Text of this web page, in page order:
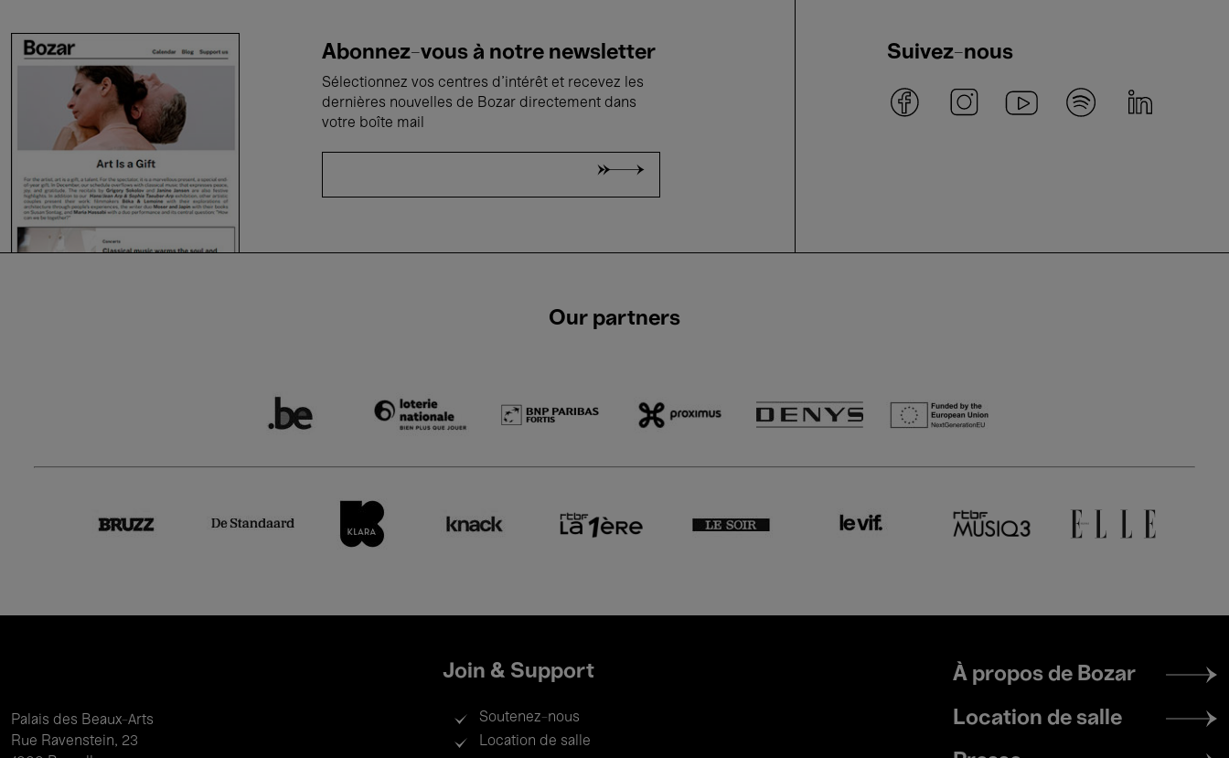
Abonnez-vous à notre newsletter
Sélectionnez vos centres d'intérêt et recevez les
dernières nouvelles de Bozar directement dans
votre boîte mail
Suivez-nous
Our partners
Palais des Beaux-Arts
Rue Ravenstein, 23
Join & Support
Soutenez-nous
Location de salle
Footer
menu
À propos de Bozar
Location de salle